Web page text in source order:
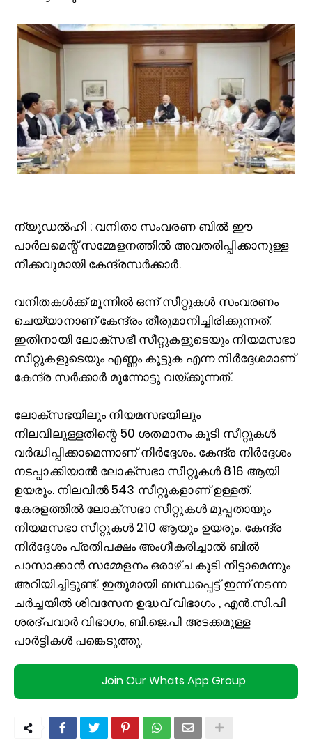
ന്യൂഡല്‍ഹി : വനിതാ സംവരണ ബില്‍ ഈ
പാർലമെന്റ് സമ്മേളനത്തില്‍ അവതരിപ്പിക്കാനുള്ള
നീക്കവുമായി കേന്ദ്രസർക്കാ‌ർ.
വനിതകള്‍ക്ക് മൂന്നില്‍ ഒന്ന് സീറ്റുകള്‍ സംവരണം
ചെയ്യാനാണ് കേന്ദ്രം തീരുമാനിച്ചിരിക്കുന്നത്.
ഇതിനായി ലോക്സഭീ സീറ്റുകളുടെയും നിയമസഭാ
സീറ്റുകളുടെയും എണ്ണം കൂട്ടുക എന്ന നിർദ്ദേശമാണ്
കേന്ദ്ര സർക്കാർ മുന്നോട്ടു വയ്ക്കുന്നത്.
ലോക്സഭയിലും നിയമസഭയിലും
നിലവിലുള്ളതിന്റെ 50 ശതമാനം കൂടി സീറ്റുകള്‍
വർദ്ധിപ്പിക്കാമെന്നാണ് നിർദ്ദേശം. കേന്ദ്ര നിർദ്ദേശം
നടപ്പാക്കിയാല്‍ ലോക്സഭാ സീറ്റുകള്‍ 816 ആയി
ഉയരും. നിലവില്‍ 543 സീറ്റുകളാണ് ഉള്ളത്.
കേരളത്തില്‍ ലോക്സഭാ സീറ്റുകള്‍ മുപ്പതായും
നിയമസഭാ സീറ്റുകള്‍ 210 ആയും ഉയരും. കേന്ദ്ര
നിർദ്ദേശം പ്രതിപക്ഷം അംഗീകരിച്ചാല്‍ ബില്‍
പാസാക്കാൻ സമ്മേളനം ഒരാഴ്ച കൂടി നീട്ടാമെന്നും
അറിയിച്ചിട്ടുണ്ട്. ഇതുമായി ബന്ധപ്പെട്ട് ഇന്ന് നടന്ന
ചർച്ചയില്‍ ശിവസേന ഉദ്ധവ് വിഭാഗം , എൻ.സി.പി
ശരദ്പവാർ വിഭാഗം, ബി.ജെ.പി അടക്കമുള്ള
പാർട്ടികള്‍ പങ്കെടുത്തു.
Join Our Whats App Group